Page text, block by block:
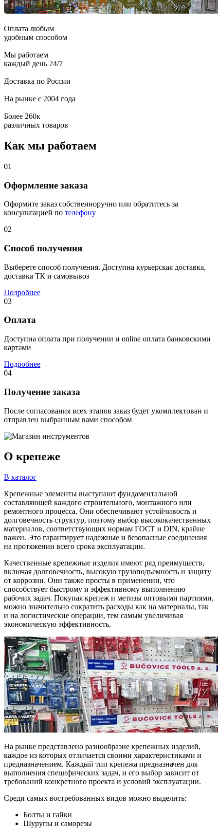
Оплата любым
удобным способом
Мы работаем
каждый день 24/7
Доставка по России
На рынке с 2004 года
Более 260к
различных товаров
Как мы работаем
01
Оформление заказа
Оформите заказ собственноручно или обратитесь за
консультацией по телефону
02
Способ получения
Выберете способ получения. Доступна курьерская доставка,
доставка ТК и самовывоз
Подробнее
03
Оплата
Доступна оплата при получении и online оплата банковскими
картами
Подробнее
04
Получение заказа
После согласования всех этапов заказ будет укомплектован и
отправлен выбранным вами способом
О крепеже
В каталог
Крепежные элементы выступают фундаментальной
составляющей каждого строительного, монтажного или
ремонтного процесса. Они обеспечивают устойчивость и
долговечность структур, поэтому выбор высококачественных
материалов, соответствующих нормам ГОСТ и DIN, крайне
важен. Это гарантирует надежные и безопасные соединения
на протяжении всего срока эксплуатации.
Качественные крепежные изделия имеют ряд преимуществ,
включая долговечность, высокую грузоподъемность и защиту
от коррозии. Они также просты в применении, что
способствует быстрому и эффективному выполнению
рабочих задач. Покупая крепеж и метизы оптовыми партиями,
можно значительно сократить расходы как на материалы, так
и на логистические операции, тем самым увеличивая
экономическую эффективность.
На рынке представлено разнообразие крепежных изделий,
каждое из которых отличается своими характеристиками и
предназначением. Каждый тип крепежа предназначен для
выполнения специфических задач, и его выбор зависит от
требований конкретного проекта и условий эксплуатации.
Среди самых востребованных видов можно выделить:
Болты и гайки
Шурупы и саморезы